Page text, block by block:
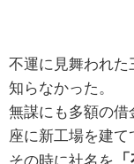
不運に見舞われた
知らなかった。
無謀にも多額の借
座に新工場を建て